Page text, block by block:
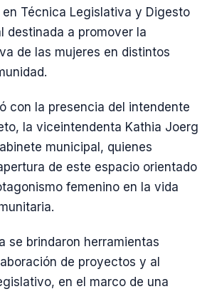
Técnica Legislativa y Digesto
destinada a promover la
de las mujeres en distintos
con la presencia del intendente
la viceintendenta Kathia Joerg
municipal, quienes
de este espacio orientado
femenino en la vida
se brindaron herramientas
de proyectos y al
en el marco de una